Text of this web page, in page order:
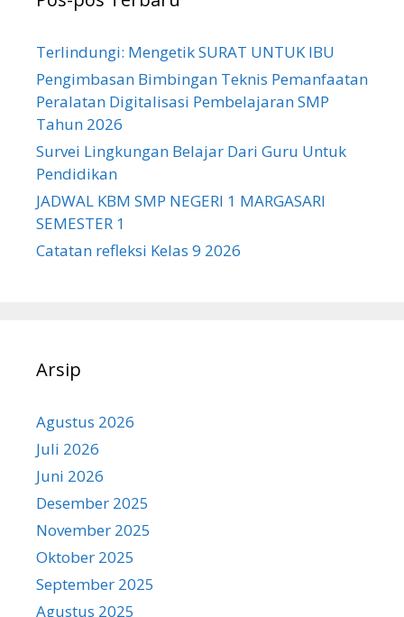
Terlindungi: Mengetik SURAT UNTUK IBU
Pengimbasan Bimbingan Teknis Pemanfaatan
Peralatan Digitalisasi Pembelajaran SMP
Tahun 2026
Survei Lingkungan Belajar Dari Guru Untuk
Pendidikan
JADWAL KBM SMP NEGERI 1 MARGASARI
SEMESTER 1
Catatan refleksi Kelas 9 2026
Arsip
Agustus 2026
Juli 2026
Juni 2026
Desember 2025
November 2025
Oktober 2025
September 2025
Agustus 2025